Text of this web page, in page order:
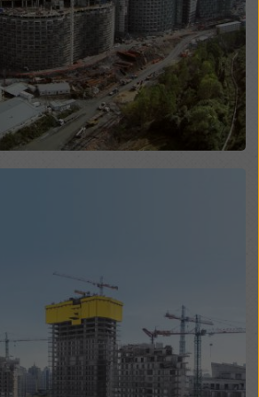
unterliegen und dagegen
zur Verfügung
alle einwilligungspflichtigen
indem Sie auf "Ablehnen" klicken
anpassen, indem Sie
am Ende dieser Website
Checkboxen
Ihre Einwilligung jederzeit
Einstellungen).